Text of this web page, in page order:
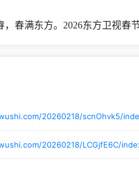
春满东方。2026东方卫视春
20260218/scnOhvk5/
20260218/LCGjfE6C/